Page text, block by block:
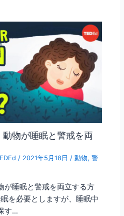
物が睡眠と警戒を両
/ 2021年5月18日 /動物,警
が睡眠と警戒を両立する方
を必要としますが、睡眠中
す…